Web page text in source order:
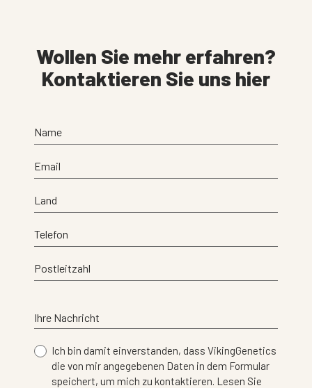
Wollen Sie mehr erfahren?
Kontaktieren Sie uns hier
Name
Email
Land
Telefon
Postleitzahl
Ihre Nachricht
Ich bin damit einverstanden, dass VikingGenetics
die von mir angegebenen Daten in dem Formular
speichert, um mich zu kontaktieren. Lesen Sie